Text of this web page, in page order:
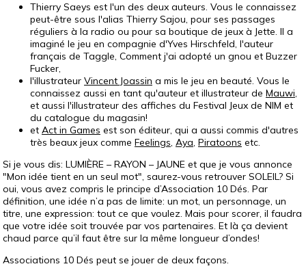
Thierry Saeys est l'un des deux auteurs. Vous le connaissez
peut-être sous l'alias Thierry Sajou, pour ses passages
réguliers à la radio ou pour sa boutique de jeux à Jette. Il a
imaginé le jeu en compagnie d'Yves Hirschfeld, l'auteur
français de Taggle, Comment j'ai adopté un gnou et Buzzer
Fucker,
l'illustrateur Vincent Joassin a mis le jeu en beauté. Vous le
connaissez aussi en tant qu'auteur et illustrateur de Mauwi,
et aussi l'illustrateur des affiches du Festival Jeux de NIM et
du catalogue du magasin!
et Act in Games est son éditeur, qui a aussi commis d'autres
très beaux jeux comme Feelings, Aya, Piratoons etc.
Si je vous dis: LUMIÈRE – RAYON – JAUNE et que je vous annonce
"Mon idée tient en un seul mot", saurez-vous retrouver SOLEIL? Si
oui, vous avez compris le principe d’Association 10 Dés. Par
définition, une idée n’a pas de limite: un mot, un personnage, un
titre, une expression: tout ce que voulez. Mais pour scorer, il faudra
que votre idée soit trouvée par vos partenaires. Et là ça devient
chaud parce qu’il faut être sur la même longueur d’ondes!
Associations 10 Dés peut se jouer de deux façons.